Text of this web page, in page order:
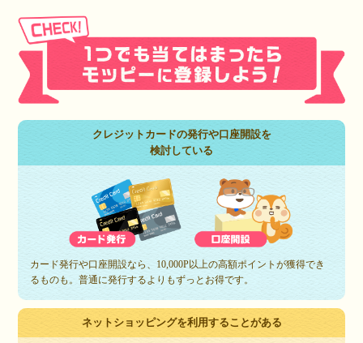
クレジットカードの発行や口座開設を
検討している
カード発行や口座開設なら、10,000P以上の高額ポイントが獲得でき
るものも。普通に発行するよりもずっとお得です。
ネットショッピングを利用することがある